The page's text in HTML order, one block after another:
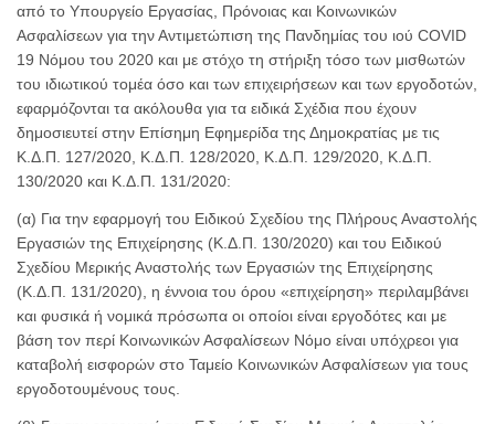
από το Υπουργείο Εργασίας, Πρόνοιας και Κοινωνικών
Ασφαλίσεων για την Αντιμετώπιση της Πανδημίας του ιού COVID
19 Νόμου του 2020 και με στόχο τη στήριξη τόσο των μισθωτών
του ιδιωτικού τομέα όσο και των επιχειρήσεων και των εργοδοτών,
εφαρμόζονται τα ακόλουθα για τα ειδικά Σχέδια που έχουν
δημοσιευτεί στην Επίσημη Εφημερίδα της Δημοκρατίας με τις
Κ.Δ.Π. 127/2020, Κ.Δ.Π. 128/2020, Κ.Δ.Π. 129/2020, Κ.Δ.Π.
130/2020 και Κ.Δ.Π. 131/2020:
(α) Για την εφαρμογή του Ειδικού Σχεδίου της Πλήρους Αναστολής
Εργασιών της Επιχείρησης (Κ.Δ.Π. 130/2020) και του Ειδικού
Σχεδίου Μερικής Αναστολής των Εργασιών της Επιχείρησης
(Κ.Δ.Π. 131/2020), η έννοια του όρου «επιχείρηση» περιλαμβάνει
και φυσικά ή νομικά πρόσωπα οι οποίοι είναι εργοδότες και με
βάση τον περί Κοινωνικών Ασφαλίσεων Νόμο είναι υπόχρεοι για
καταβολή εισφορών στο Ταμείο Κοινωνικών Ασφαλίσεων για τους
εργοδοτουμένους τους.